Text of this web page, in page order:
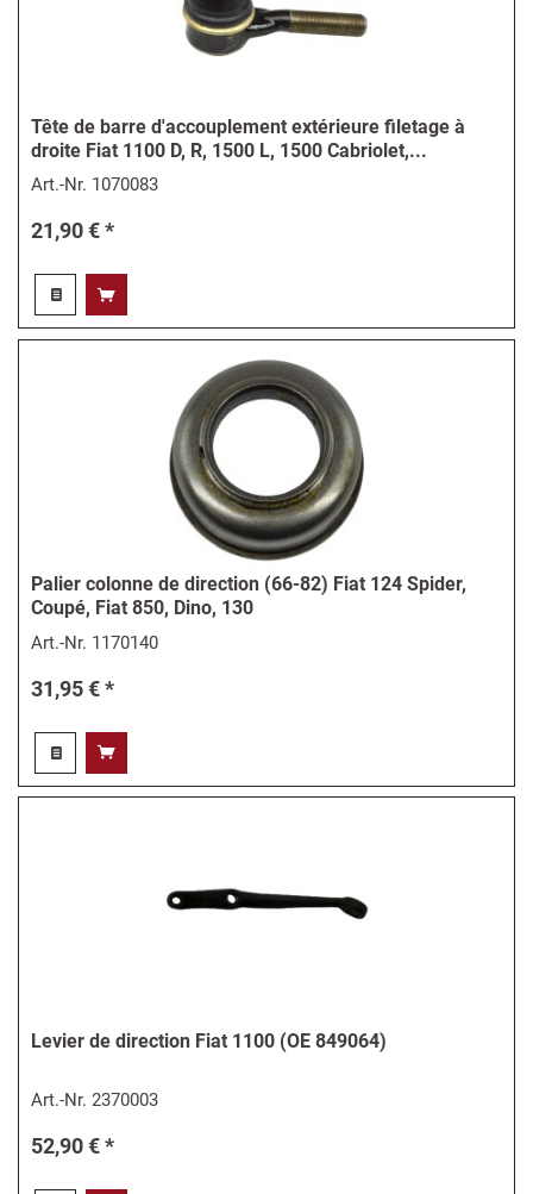
Tête de barre d'accouplement extérieure filetage à
droite Fiat 1100 D, R, 1500 L, 1500 Cabriolet,...
Art.-Nr. 1070083
21,90 € *
Palier colonne de direction (66-82) Fiat 124 Spider,
Coupé, Fiat 850, Dino, 130
Art.-Nr. 1170140
31,95 € *
Levier de direction Fiat 1100 (OE 849064)
Art.-Nr.2370003
52,90 € *